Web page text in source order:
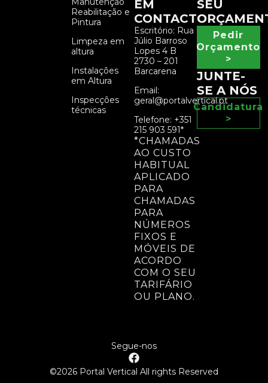
Reabilitação e
Pintura
Limpeza em
altura
Instalações
em Altura
Inspecções
técnicas
EM
CONTACTO
Escritório: Rua
Júlio Barroso
Lopes 4 B
2730 – 201
Barcarena
Email:
geral@portalvertical.pt
Telefone: +351
215 903 591*
*CHAMADAS
AO CUSTO
HABITUAL
APLICADO
PARA
CHAMADAS
PARA
NÚMEROS
FIXOS E
MÓVEIS DE
ACORDO
COM O SEU
TARIFÁRIO
OU PLANO.
SEU
Pedir
Orçamento
>
JUNTE-
SE A NÓS
Candidatura
>
Segue-nos
©2026 Portal Vertical All rights Reserved